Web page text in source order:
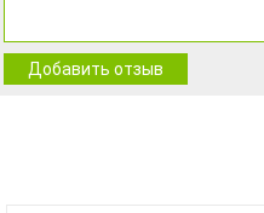
Добавить отзыв